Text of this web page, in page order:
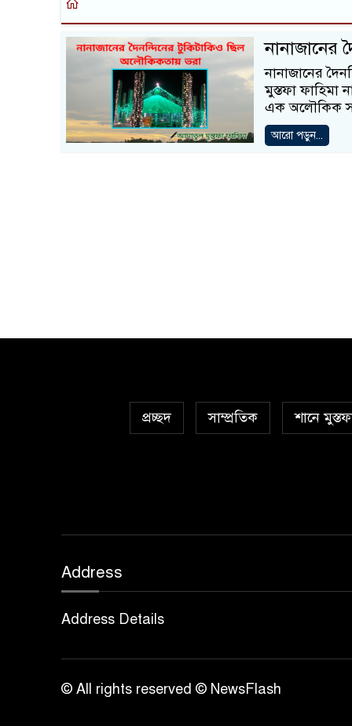
নানাজানের
নানাজানের
মুস্তফা ফাহিমা
এক অলৌকিক
আরো পড়ুন...
প্রচ্ছদ সাম্প্রতিক শানে
Address
Address Details
© All rights reserved © NewsFlash